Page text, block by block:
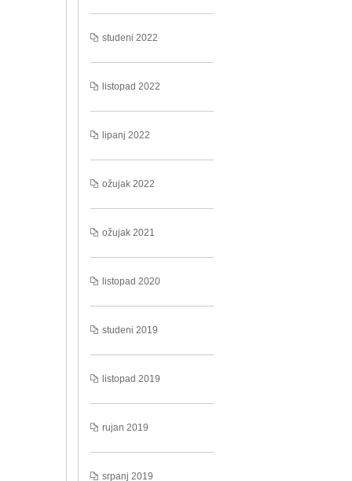
studeni 2022
listopad 2022
lipanj 2022
ožujak 2022
ožujak 2021
listopad 2020
studeni 2019
listopad 2019
rujan 2019
srpanj 2019